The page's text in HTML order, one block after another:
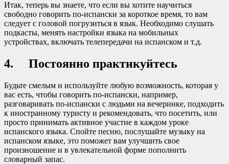
Итак, теперь вы знаете, что если вы хотите научиться
свободно говорить по-испански за короткое время, то вам
следует с головой погрузиться в язык. Необходимо слушать
подкасты, менять настройки языка на мобильных
устройствах, включать телепередачи на испанском и т.д.
4. Постоянно практикуйтесь
Будьте смелым и используйте любую возможность, которая у
вас есть, чтобы говорить по-испански, например,
разговаривать по-испански с людьми на вечеринке, подходить
к иностранному туристу и рекомендовать, что посетить, или
просто принимать активное участие в каждом уроке
испанского языка. Спойте песню, послушайте музыку на
испанском языке, это поможет вам улучшить свое
произношение и в увлекательной форме пополнить
словарный запас.